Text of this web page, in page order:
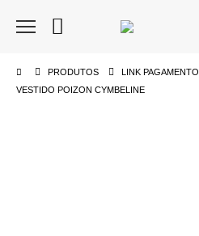
PRODUTOS
LINK PAGAMENTO
VESTIDO POIZON CYMBELINE